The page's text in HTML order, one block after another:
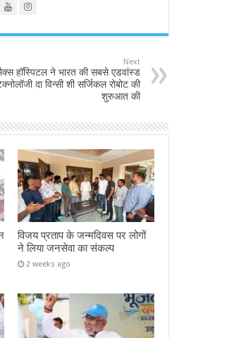
Next
हॉस्पिटल ने भारत की सबसे एडवांस्ड
दा विन्सी शी सर्जिकल रोबोट की
शुरुआत की
विजय प्रताप के जन्मदिवस पर लोगों
ने लिया जनसेवा का संकल्प
2 weeks ago